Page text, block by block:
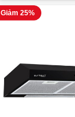
Giảm 25%